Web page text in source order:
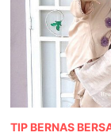
TIP BERNAS